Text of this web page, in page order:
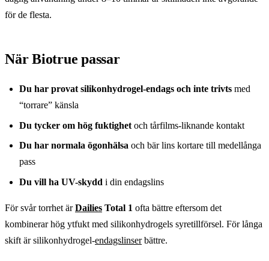
för de flesta.
När Biotrue passar
Du har provat silikonhydrogel-endags och inte trivts med
“torrare” känsla
Du tycker om hög fuktighet och tårfilms-liknande kontakt
Du har normala ögonhälsa och bär lins kortare till medellånga
pass
Du vill ha UV-skydd i din endagslins
För svår torrhet ärDailies Total 1 ofta bättre eftersom det
kombinerar hög ytfukt med silikonhydrogels syretillförsel. För långa
skift är silikonhydrogel-endagslinserbättre.